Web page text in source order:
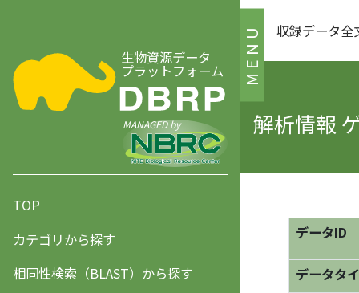
MENU
生物資源データ
プラットフォーム
MANAGED by
TOP
カテゴリから探す
相同性検索（BLAST）から探す
収録データ全
解析情報
データID
データタ